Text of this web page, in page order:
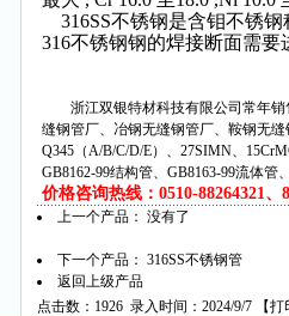
316SS不锈钢是含钼不锈
316不锈钢钢的焊接断面需
浙江双银特材科技有限公司常年销
缝钢管厂、冶钢无缝钢管厂、鞍钢无
Q345（A/B/C/D/E）、27SIMN、
GB8162-99结构管、GB8163-99流体
价格咨询热线：0510-88264321、
上一个产品： 没有了
下一个产品： 316SS不锈钢管
返回上级产品
点击数：1926 录入时间：2024/9/7 【打